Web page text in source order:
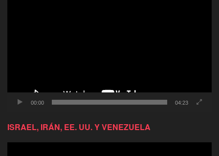
00:00 04:23
ISRAEL, IRÁN, EE. UU. Y VENEZUELA